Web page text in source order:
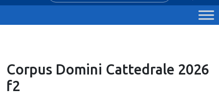
Corpus Domini Cattedrale 2026
f2